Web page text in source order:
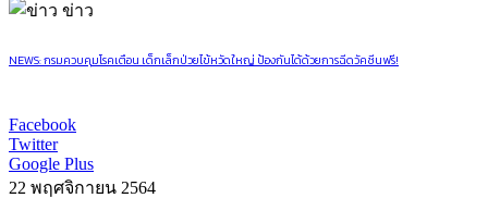
ข่าว
NEWS: กรมควบคุมโรคเตือน เด็กเล็กป่วยไข้หวัดใหญ่ ป้องกันได้ด้วยการฉีดวัคซีนฟรี!
Facebook
Twitter
Google Plus
22 พฤศจิกายน 2564